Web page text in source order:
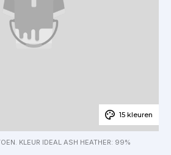
15 kleuren
KLEUR IDEAL ASH HEATHER: 99%